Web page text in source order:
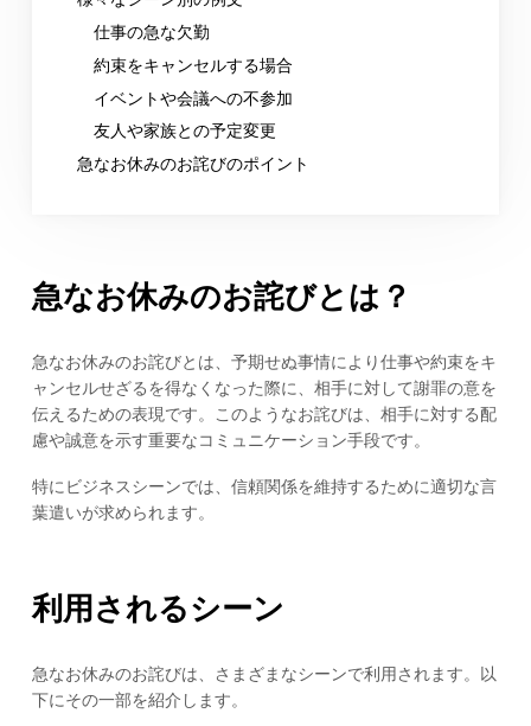
仕事の急な欠勤
約束をキャンセルする場合
イベントや会議への不参加
友人や家族との予定変更
急なお休みのお詫びのポイント
急なお休みのお詫びとは？
急なお休みのお詫びとは、予期せぬ事情により仕事や約束をキ
ャンセルせざるを得なくなった際に、相手に対して謝罪の意を
伝えるための表現です。このようなお詫びは、相手に対する配
慮や誠意を示す重要なコミュニケーション手段です。
特にビジネスシーンでは、信頼関係を維持するために適切な言
葉遣いが求められます。
利用されるシーン
急なお休みのお詫びは、さまざまなシーンで利用されます。以
下にその一部を紹介します。